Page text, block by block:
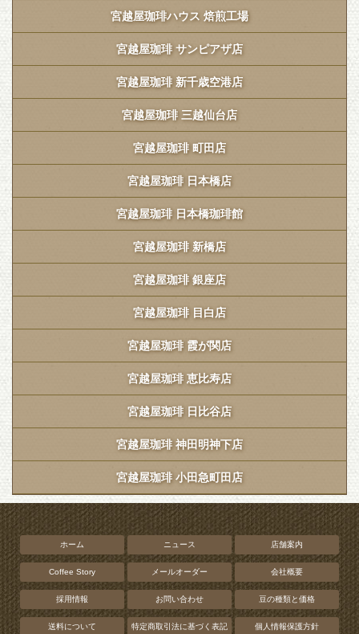
宮越屋珈琲ハウス 焙煎工場
宮越屋珈琲 サンピアザ店
宮越屋珈琲 新千歳空港店
宮越屋珈琲 三越仙台店
宮越屋珈琲 町田店
宮越屋珈琲 日本橋店
宮越屋珈琲 日本橋珈琲館
宮越屋珈琲 新橋店
宮越屋珈琲 銀座店
宮越屋珈琲 目白店
宮越屋珈琲 霞が関店
宮越屋珈琲 恵比寿店
宮越屋珈琲 日比谷店
宮越屋珈琲 神田明神下店
宮越屋珈琲 小田急町田店
ホーム ニュース 店舗案内
Coffee Story メールオーダー 会社概要
採用情報 お問い合わせ 豆の種類と価格
送料について 特定商取引法に基づく表記 個人情報保護方針